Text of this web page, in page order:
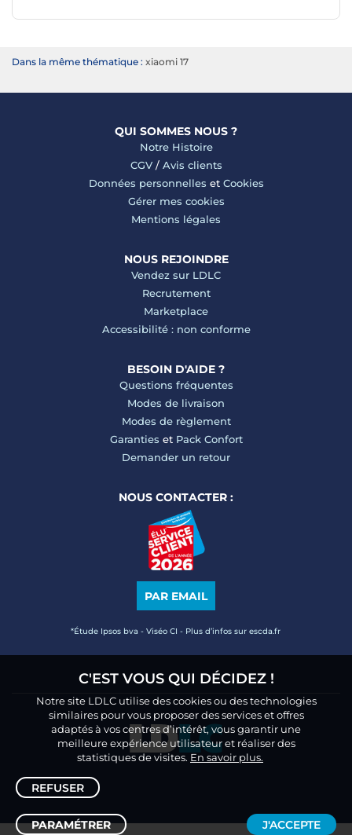
Dans la même thématique : xiaomi 17
QUI SOMMES NOUS ?
Notre Histoire
CGV/ Avis clients
Données personnelles et Cookies
Gérer mes cookies
Mentions légales
NOUS REJOINDRE
Vendez sur LDLC
Recrutement
Marketplace
Accessibilité : non conforme
BESOIN D'AIDE ?
Questions fréquentes
Modes de livraison
Modes de règlement
Garanties et Pack Confort
Demander un retour
NOUS CONTACTER :
PAR EMAIL
*Étude Ipsos bva - Viséo CI - Plus d’infos sur escda.fr
C'EST VOUS QUI DÉCIDEZ !
Notre site LDLC utilise des cookies ou des technologies
similaires pour vous proposer des services et offres
adaptés à vos centres d’intérêt, vous garantir une
meilleure expérience utilisateur et réaliser des
statistiques de visites. En savoir plus.
REFUSER
PARAMÉTRER J'ACCEPTE